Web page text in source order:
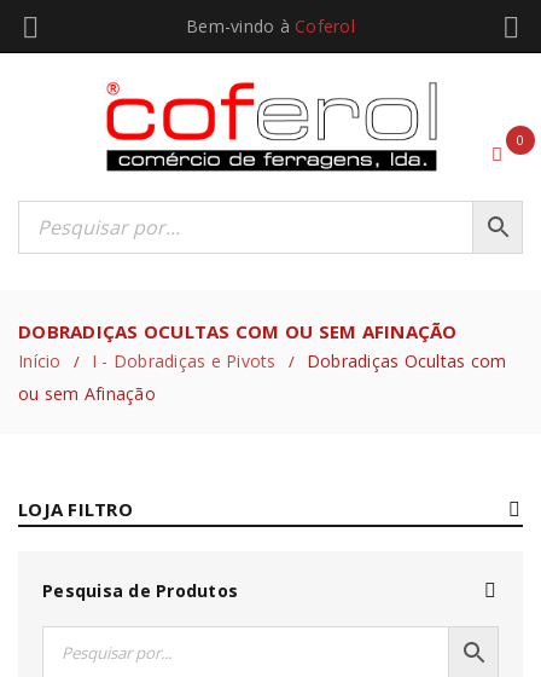
Bem-vindo à Coferol
0
DOBRADIÇAS OCULTAS COM OU SEM AFINAÇÃO
Início / I - Dobradiças e Pivots /
Dobradiças Ocultas com
ou sem Afinação
LOJA FILTRO
Pesquisa de Produtos